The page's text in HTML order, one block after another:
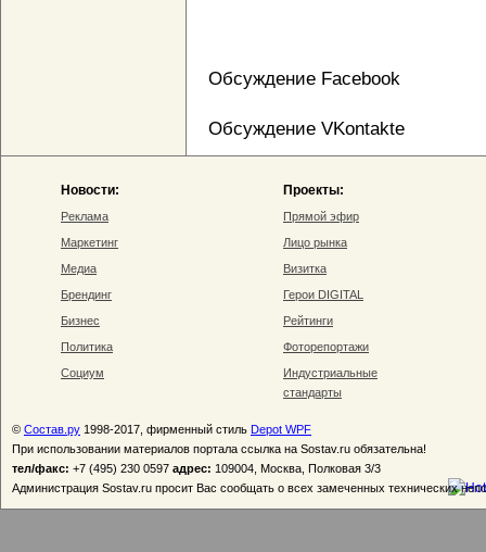
Обсуждение Facebook
Обсуждение VKontakte
Новости:
Реклама
Маркетинг
Медиа
Брендинг
Бизнес
Политика
Социум
Проекты:
Прямой эфир
Лицо рынка
Визитка
Герои DIGITAL
Рейтинги
Фоторепортажи
Индустриальные
стандарты
© Состав.ру 1998-2017, фирменный стиль Depot WPF
При использовании материалов портала ссылка на Sostav.ru обязательна!
тел/факс: +7 (495) 230 0597 адрес: 109004, Москва, Полковая 3/3
Администрация Sostav.ru просит Вас сообщать о всех замеченных технических